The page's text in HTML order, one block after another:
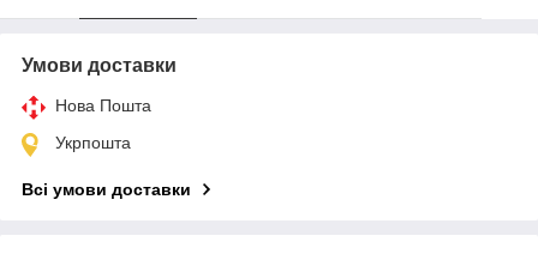
Умови доставки
Нова Пошта
Укрпошта
Всі умови доставки